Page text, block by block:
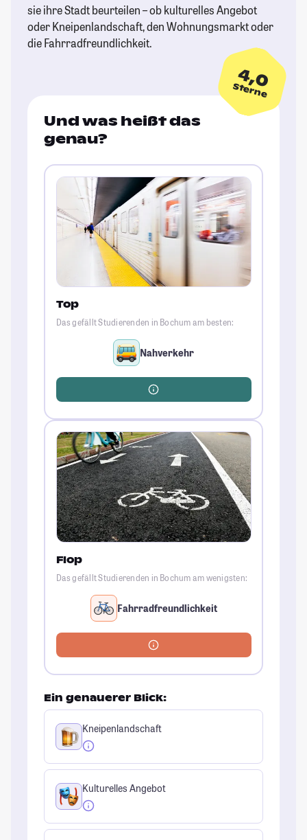
sie ihre Stadt beurteilen – ob kulturelles Angebot
oder Kneipenlandschaft, den Wohnungsmarkt oder
die Fahrradfreundlichkeit.
4,0
Sterne
Und was heißt das
genau?
Top
Das gefällt Studierenden in Bochum am besten:
Nahverkehr
Flop
Das gefällt Studierenden in Bochum am wenigsten:
Fahrradfreundlichkeit
Ein genauerer Blick:
Kneipenlandschaft
Kulturelles Angebot